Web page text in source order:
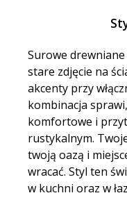
Surowe
stare zdjęcie na
akcenty przy
kombinacja
komfortowe i
rustykalnym.
twoją oazą i
wracać. Styl ten
w kuchni oraz w